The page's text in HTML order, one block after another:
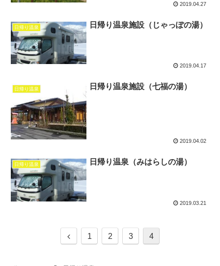
2019.04.27
日帰り温泉 日帰り温泉施設（じゃっぽの湯）
2019.04.17
日帰り温泉 日帰り温泉施設（七福の湯）
2019.04.02
日帰り温泉 日帰り温泉（みはらしの湯）
2019.03.21
1 2 3 4